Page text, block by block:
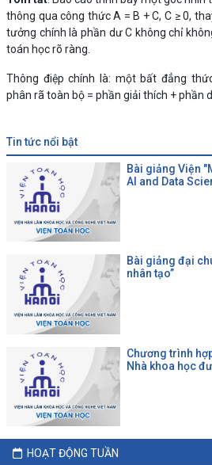
thông qua công thức A = B + C, C ≥ 0,
tưởng chính là phần dư C không chỉ
toán học rõ ràng.
Thông điệp chính là: một bất đẳng
phân rã toàn bộ = phần giải thích + phần
tin tức nổi bật
Bài giảng Viện
AI and Data
Bài giảng đại
nhân tạo”
Chương trình
Nhà khoa học
HOẠT ĐỘNG TUẦN